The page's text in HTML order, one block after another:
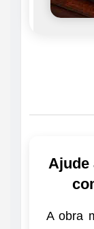
Ajude
A obra